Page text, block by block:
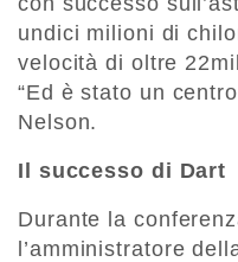
undici milioni di
velocità di oltre
“Ed è stato un
Nelson.
Il successo di Dart
Durante la
l’amministratore